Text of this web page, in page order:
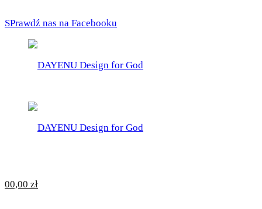
SPrawdź nas na Facebooku
DAYENU
00,00 zł